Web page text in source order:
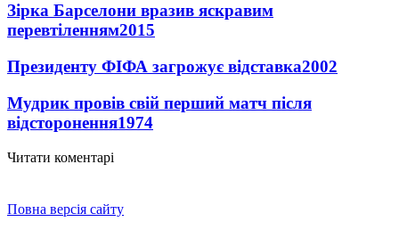
Зірка Барселони вразив яскравим
перевтіленням2015
Президенту ФІФА загрожує відставка2002
Мудрик провів свій перший матч після
відсторонення1974
Читати коментарі
Повна версія сайту